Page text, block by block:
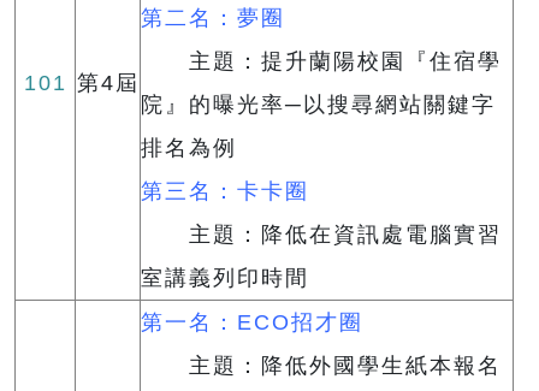
101 第4屆
第二名：夢圈
主題：提升蘭陽校園『住宿學
院』的曝光率─以搜尋網站關鍵字
排名為例
第三名：卡卡圈
主題：降低在資訊處電腦實習
室講義列印時間
第一名：ECO招才圈
主題：降低外國學生紙本報名